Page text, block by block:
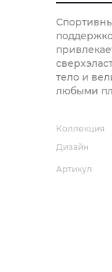
тело и
любыми
Коллекция
Дизайн
Артикул